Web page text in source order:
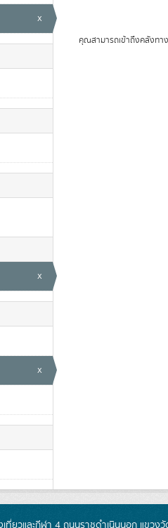
x
x
x
คุณสามารถเข้าถึงคลังทาง
ที่ยวและกีฬา 4 ถนนราชดำเนินนอก แขวง